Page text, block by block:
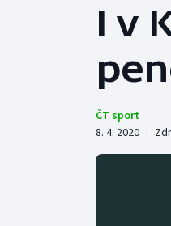
Hokej
Tenis
Cyklistika
I v
ČT sport
8. 4. 2020 |